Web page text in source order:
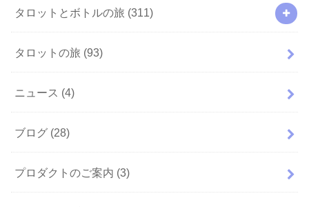
タロットとボトルの旅 (311)
タロットの旅 (93)
ニュース (4)
ブログ (28)
プロダクトのご案内 (3)